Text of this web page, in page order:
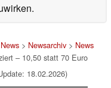
News> Newsarchiv> News
– 10,50 statt 70 Euro
18.02.2026)